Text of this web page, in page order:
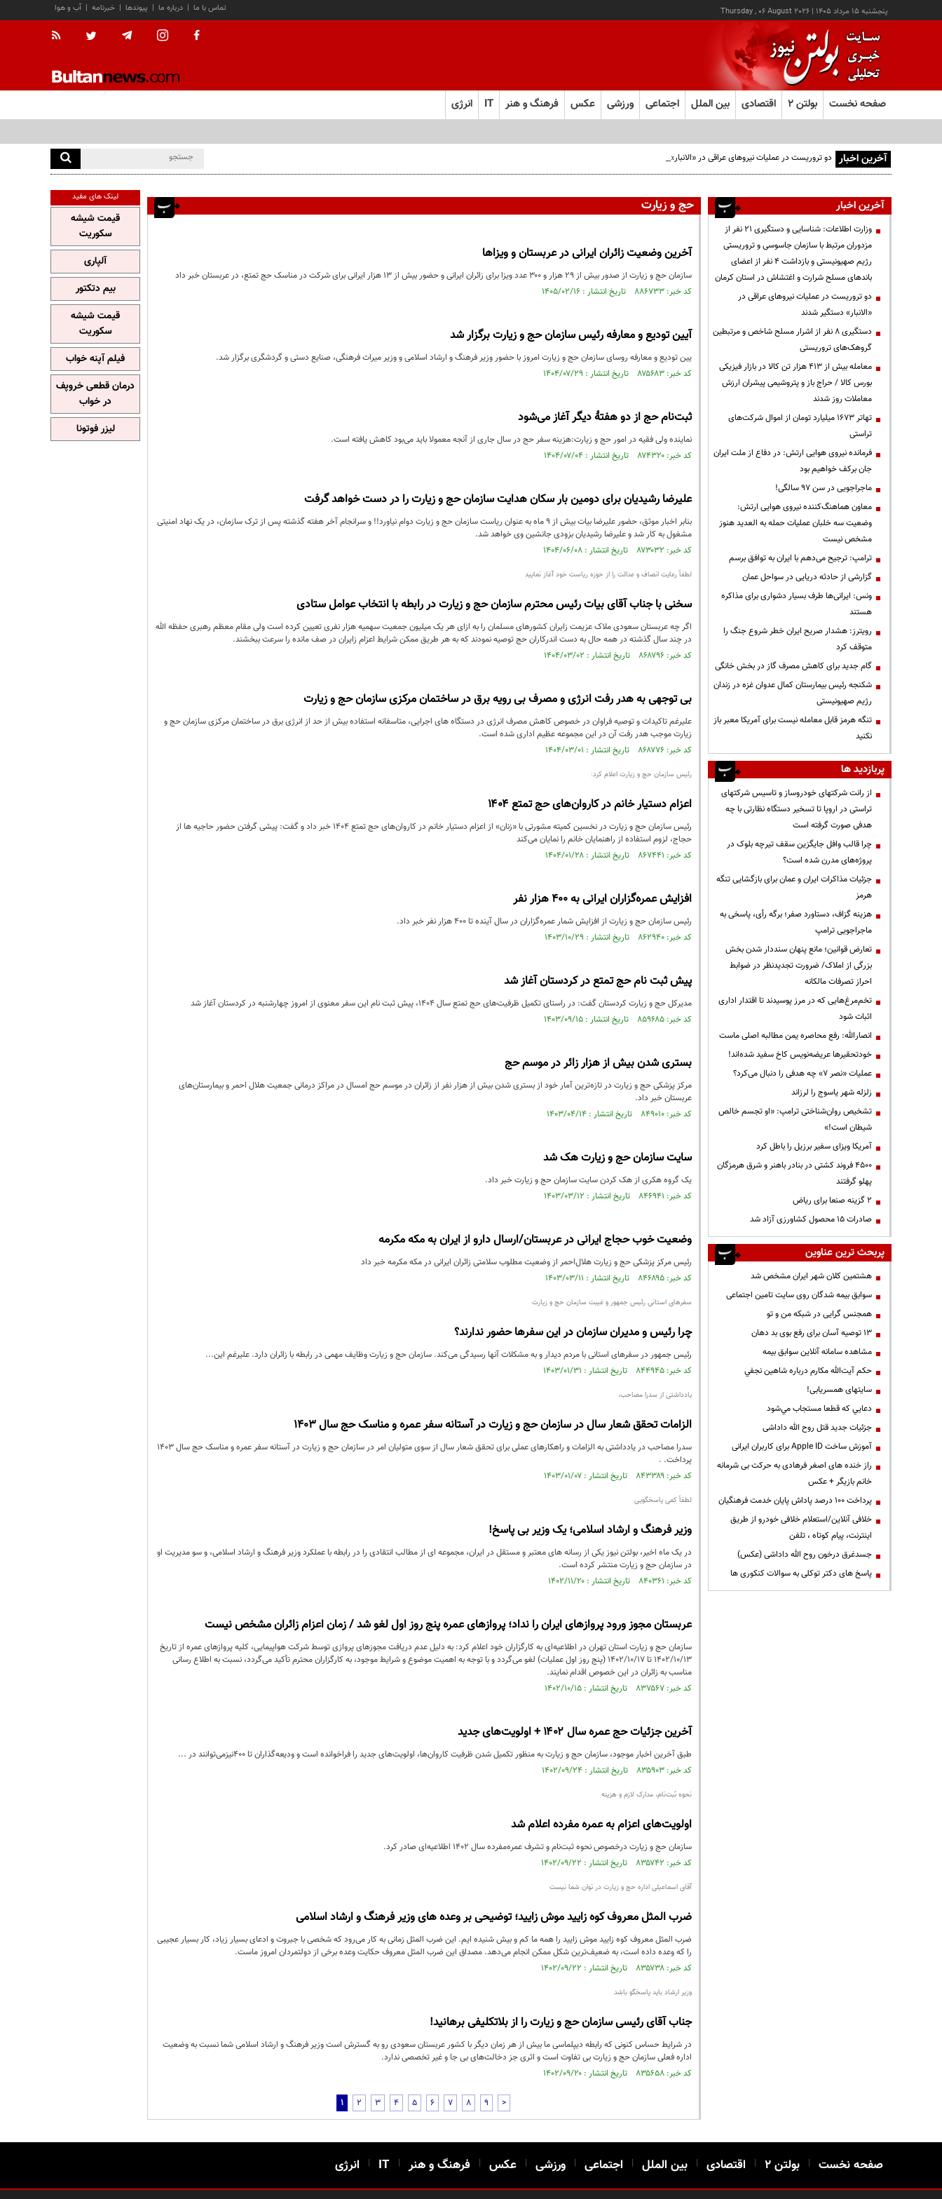
پنجشنبه ۱۵ مرداد ۱۴۰۵ |
Thursday , 06 August 2026 آب و هوا | خبرنامه | پیوندها | درباره ما | تماس با ما
صفحه نخست بولتن ۲ اقتصادی بین الملل اجتماعی ورزشی عکس فرهنگ و هنر IT انرژی
آخرین اخبار دو تروریست در عملیات نیروهای عراقی در «الانبار» دستگیر شدند
حج و زیارت
آخرین وضعیت زائران ایرانی در عربستان و ویزاها
سازمان حج و زیارت از صدور بیش از ۲۹ هزار و ۳۰۰ عدد ویزا برای زائران ایرانی و حضور بیش از ۱۳ هزار ایرانی برای شرکت در مناسک حج تمتع، در عربستان خبر داد
کد خبر: ۸۸۶۷۳۳ تاریخ انتشار : ۱۴۰۵/۰۲/۱۶
آیین تودیع و معارفه رئیس سازمان حج و زیارت برگزار شد
یین تودیع و معارفه روسای سازمان حج و زیارت امروز با حضور وزیر فرهنگ و ارشاد اسلامی و وزیر میراث فرهنگی، صنایع دستی و گردشگری برگزار شد.
کد خبر: ۸۷۵۶۸۳ تاریخ انتشار : ۱۴۰۴/۰۷/۲۹
ثبت‌نام حج از دو هفتۀ دیگر آغاز می‌شود
نماینده ولی فقیه در امور حج و زیارت:هزینه سفر حج در سال جاری از آنجه معمولا باید می‌بود کاهش یافته است.
کد خبر: ۸۷۴۳۲۰ تاریخ انتشار : ۱۴۰۴/۰۷/۰۴
علیرضا رشیدیان برای دومین بار سکان هدایت سازمان حج و زیارت را در دست خواهد گرفت
بنابر اخبار موثق، حضور علیرضا بیات بیش از ۹ ماه به عنوان ریاست سازمان حج و زیارت دوام نیاورد!! و سرانجام آخر هفته گذشته پس از ترک سازمان، در یک نهاد امنیتی
مشغول به کار شد و علیرضا رشیدیان بزودی جانشین وی خواهد شد.
کد خبر: ۸۷۳۰۳۲ تاریخ انتشار : ۱۴۰۴/۰۶/۰۸
لطفاً رعایت انصاف و عدالت را از حوزه ریاست خود آغاز نمایید
سخنی با جناب آقای بیات رئیس محترم سازمان حج و زیارت در رابطه با انتخاب عوامل ستادی
اگر چه عربستان سعودی ملاک عزیمت زایران کشورهای مسلمان را به ازای هر یک میلیون جمعیت سهمیه هزار نفری تعیین کرده است ولی مقام معظم رهبری حفظه الله
در چند سال گذشته در همه حال به دست اندرکاران حج توصیه نمودند که به هر طریق ممکن شرایط اعزام زایران در صف مانده را سرعت ببخشند.
کد خبر: ۸۶۸۷۹۶ تاریخ انتشار : ۱۴۰۴/۰۳/۰۲
بی توجهی به هدر رفت انرژی و مصرف بی رویه برق در ساختمان مرکزی سازمان حج و زیارت
علیرغم تاکیدات و توصیه فراوان در خصوص کاهش مصرف انرژی در دستگاه های اجرایی، متاسفانه استفاده بیش از حد از انرژی برق در ساختمان مرکزی سازمان حج و
زیارت موجب هدر رفت آن در این مجموعه عظیم اداری شده است.
کد خبر: ۸۶۸۷۷۶ تاریخ انتشار : ۱۴۰۴/۰۳/۰۱
رئیس سازمان حج و زیارت اعلام کرد:
اعزام دستیار خانم در کاروان‌های حج تمتع ۱۴۰۴
رئیس سازمان حج و زیارت در نخسین کمیته مشورتی با «زنان» از اعزام دستیار خانم در کاروان‌های حج تمتع ۱۴۰۴ خبر داد و گفت: پیشی گرفتن حضور حاجیه‌ ها از
حجاج، لزوم استفاده از راهنمایان خانم را نمایان می‌کند
کد خبر: ۸۶۷۴۴۱ تاریخ انتشار : ۱۴۰۴/۰۱/۲۸
افزایش عمره‌گزاران ایرانی به ۴۰۰ هزار نفر
رئیس سازمان حج و زیارت از افزایش شمار عمره‌گزاران در سال آینده تا ۴۰۰ هزار نفر خبر داد.
کد خبر: ۸۶۲۹۴۰ تاریخ انتشار : ۱۴۰۳/۱۰/۲۹
پیش ثبت نام حج تمتع در کردستان آغاز شد
مدیرکل حج و زیارت کردستان گفت: در راستای تکمیل ظرفیت‌های حج تمتع سال ۱۴۰۴، پیش ثبت نام این سفر معنوی از امروز چهارشنبه در کردستان آغاز شد
کد خبر: ۸۵۹۶۸۵ تاریخ انتشار : ۱۴۰۳/۰۹/۱۵
بستری شدن بیش از هزار زائر در موسم حج
مرکز پزشکی حج و زیارت در تازه‌ترین آمار خود از بستری شدن بیش از هزار نفر از زائران در موسم حج امسال در مراکز درمانی جمعیت هلال احمر و بیمارستان‌های
عربستان خبر داد.
کد خبر: ۸۴۹۰۱۰ تاریخ انتشار : ۱۴۰۳/۰۴/۱۴
سایت سازمان حج و زیارت هک شد
یک گروه هکری از هک کردن سایت سازمان حج و زیارت خبر داد.
کد خبر: ۸۴۶۹۴۱ تاریخ انتشار : ۱۴۰۳/۰۳/۱۲
وضعیت خوب حجاج ایرانی در عربستان/ارسال دارو از ایران به مکه مکرمه
رئیس مرکز پزشکی حج و زیارت هلال‌احمر از وضعیت مطلوب سلامتی زائران ایرانی در مکه مکرمه خبر داد
کد خبر: ۸۴۶۸۹۵ تاریخ انتشار : ۱۴۰۳/۰۳/۱۱
سفرهای استانی رئیس جمهور و غیبت سازمان حج و زیارت
چرا رئیس و مدیران سازمان در این سفرها حضور ندارند؟
رئیس جمهور در سفرهای استانی با مردم دیدار و به مشکلات آنها رسیدگی می‌کند. سازمان حج و زیارت وظایف مهمی در رابطه با زائران دارد. علیرغم این...
کد خبر: ۸۴۴۹۴۵ تاریخ انتشار : ۱۴۰۳/۰۱/۳۱
یادداشتی از سدرا مصاحب،
الزامات تحقق شعار سال در سازمان حج و زیارت در آستانه سفر عمره و مناسک حج سال 1403
سدرا مصاحب در یادداشتی به الزامات و راهکارهای عملی برای تحقق شعار سال از سوی متولیان امر در سازمان حج و زیارت در آستانه سفر عمره و مناسک حج سال 1403
پرداخت. .
کد خبر: ۸۴۳۳۸۹ تاریخ انتشار : ۱۴۰۳/۰۱/۰۷
لطفاً کمی پاسخگویی
وزیر فرهنگ و ارشاد اسلامی؛ یک وزیر بی پاسخ!
در یک ماه اخیر، بولتن نیوز یکی از رسانه های معتبر و مستقل در ایران، مجموعه ای از مطالب انتقادی را در رابطه با عملکرد وزیر فرهنگ و ارشاد اسلامی، و سو مدیریت او
در سازمان حج و زیارت منتشر کرده است.
کد خبر: ۸۴۰۳۶۱ تاریخ انتشار : ۱۴۰۲/۱۱/۲۰
عربستان مجوز ورود پرواز‌های ایران را نداد؛ پرواز‌های عمره پنج روز اول لغو شد / زمان اعزام زائران مشخص نیست
سازمان حج و زیارت استان تهران در اطلاعیه‌ای به کارگزاران خود اعلام کرد: به دلیل عدم دریافت مجوز‌های پروازی توسط شرکت هواپیمایی، کلیه پرواز‌های عمره از تاریخ
۱۴۰۲/۱۰/۱۳ تا ۱۴۰۲/۱۰/۱۷ (پنج روز اول عملیات) لغو می‌گردد و با توجه به اهمیت موضوع و شرایط موجود، به کارگزاران محترم تأکید می‌گردد، نسبت به اطلاع رسانی
مناسب به زائران در این خصوص اقدام نمایند.
کد خبر: ۸۳۷۵۶۷ تاریخ انتشار : ۱۴۰۲/۱۰/۱۵
آخرین جزئیات حج عمره سال ۱۴۰۲ + اولویت‌های جدید
طبق آخرین اخبار موجود، سازمان حج و زیارت به منظور تکمیل شدن ظرفیت کاروان‌ها، اولویت‌های جدید را فراخوانده است و ودیعه‌گذاران تا ۴۰۰نیزمی‌توانند در ...
کد خبر: ۸۳۵۹۰۳ تاریخ انتشار : ۱۴۰۲/۰۹/۲۴
نحوه ثبت‌نام، مدارک لازم و هزینه
اولویت‌های اعزام به عمره مفرده اعلام شد
سازمان حج و زیارت درخصوص نحوه ثبت‌نام و تشرف عمره‌مفرده سال ۱۴۰۲ اطلاعیه‌ای صادر کرد.
کد خبر: ۸۳۵۷۴۲ تاریخ انتشار : ۱۴۰۲/۰۹/۲۲
آقای اسماعیلی اداره حج و زیارت در توان شما نیست
ضرب المثل معروف کوه زایید موش زایید؛ توضیحی بر وعده های وزیر فرهنگ و ارشاد اسلامی
ضرب المثل معروف کوه زایید موش زایید را همه ما کم و بیش شنیده ایم. این ضرب المثل زمانی به کار می‌رود که شخصی با جبروت و ادعای بسیار زیاد، کار بسیار عجیبی
را که وعده داده است، به ضعیف‌ترین شکل ممکن انجام می‌دهد. مصداق این ضرب المثل معروف حکایت وعده برخی از دولتمردان امروز ماست.
کد خبر: ۸۳۵۷۳۸ تاریخ انتشار : ۱۴۰۲/۰۹/۲۲
وزیر ارشاد باید پاسخگو باشد
جناب آقای رئیسی سازمان حج و زیارت را از بلاتکلیفی برهانید!
در شرایط حساس کنونی که رابطه دیپلماسی ما بیش از هر زمان دیگر با کشور عربستان سعودی رو به گسترش است وزیر فرهنگ و ارشاد اسلامی شما نسبت به وضعیت
اداره فعلی سازمان حج و زیارت بی تفاوت است و اثری جز دخالت‌های بی جا و غیر تخصصی ندارد.
کد خبر: ۸۳۵۶۵۸ تاریخ انتشار : ۱۴۰۲/۰۹/۲۰
1 2 3 4 5 6 7 8 9 >
آخرین اخبار
وزارت اطلاعات: شناسایی و دستگیری ۲۱ نفر از
مزدوران مرتبط با سازمان جاسوسی و تروریستی
رژیم صهیونیستی و بازداشت ۴ نفر از اعضای
باندهای مسلح شرارت و اغتشاش در استان کرمان
دو تروریست در عملیات نیروهای عراقی در
«الانبار» دستگیر شدند
دستگیری ۸ نفر از اشرار مسلح شاخص و مرتبطین
گروهک‌های تروریستی
معامله بیش از ۴۱۳ هزار تن کالا در بازار فیزیکی
بورس کالا / حراج باز و پتروشیمی پیشران ارزش
معاملات روز شدند
تهاتر ۱۶۷۳ میلیارد تومان از اموال شرکت‌های
تراستی
فرمانده نیروی هوایی ارتش: در دفاع از ملت ایران
جان برکف خواهیم بود
ماجراجویی در سن ۹۷ سالگی!
معاون هماهنگ‌کننده نیروی هوایی ارتش:
وضعیت سه خلبان عملیات حمله به العدید هنوز
مشخص نیست
ترامپ: ترجیح می‌دهم با ایران به توافق برسم
گزارشی از حادثه دریایی در سواحل عمان
ونس: ایرانی‌ها طرف بسیار دشواری برای مذاکره
هستند
رویترز: هشدار صریح ایران خطر شروع جنگ را
متوقف کرد
گام جدید برای کاهش مصرف گاز در بخش خانگی
شکنجه رئیس بیمارستان کمال عدوان غزه در زندان
رژیم صهیونیستی
تنگه هرمز قابل معامله نیست برای آمریکا معبر باز
نکنید
پربازدید ها
از رانت‌ شرکتهای خودروساز و تاسیس شرکتهای
تراستی در اروپا تا تسخیر دستگاه نظارتی با چه
هدفی صورت گرفته است
چرا قالب وافل جایگزین سقف تیرچه بلوک در
پروژه‌های مدرن شده است؟
جزئیات مذاکرات ایران و عمان برای بازگشایی تنگه
هرمز
هزینه گزاف، دستاورد صفر؛ برگه رأی، پاسخی به
ماجراجویی ترامپ
تعارض قوانین؛ مانع پنهان سنددار شدن بخش
بزرگی از املاک/ ضرورت تجدیدنظر در ضوابط
احراز تصرفات مالکانه
تخم‌مرغ‌هایی که در مرز پوسیدند تا اقتدار اداری
اثبات شود
انصارالله: رفع محاصره یمن مطالبه اصلی ماست
خودتحقیرها عریضه‌نویس کاخ سفید شده‌اند!
عملیات «نصر ۷» چه هدفی را دنبال می‌کرد؟
زلزله شهر یاسوج را لرزاند
تشخیص روان‌شناختی ترامپ: «او تجسم خالص
شیطان است!»
آمریکا ویزای سفیر برزیل را باطل کرد
۴۵۰۰ فروند کشتی در بنادر باهنر و شرق هرمزگان
پهلو گرفتند
۲ گزینه صنعا برای ریاض
صادرات ۱۵ محصول کشاورزی آزاد شد
پربحث ترین عناوین
هشتمین کلان شهر ایران مشخص شد
سوابق بیمه شدگان روی سایت تامین اجتماعی
همجنس گرایی در شبکه من و تو
13 توصیه آسان برای رفع بوی بد دهان
مشاهده سامانه آنلاين سوابق بیمه
حكم آيت‌الله مكارم درباره شاهين نجفي
سایتهای همسریابی!
دعايي كه قطعا مستجاب مي‌شود
جزئیات جدید قتل روح الله داداشی
آموزش ساخت Apple ID برای کاربران ایرانی
راز خنده های اصغر فرهادی به حرکت بی شرمانه
خانم بازیگر + عکس
پرداخت ۱۰۰ درصد پاداش پایان خدمت فرهنگیان
خلافی آنلاین/استعلام خلافی خودرو از طریق
اینترنت، پیام کوتاه ، تلفن
جسدغرق درخون روح الله داداشی (عکس)
پاسخ های دکتر توکلی به سوالات کنکوری ها
لینک های مفید
قیمت شیشه
سکوریت
آلپاری
بیم دتکتور
قیمت شیشه
سکوریت
فیلم آپنه خواب
درمان قطعی خروپف
در خواب
لیزر فوتونا
صفحه نخست | بولتن ۲ | اقتصادی | بین الملل | اجتماعی | ورزشی | عکس | فرهنگ و هنر |
IT
| انرژی